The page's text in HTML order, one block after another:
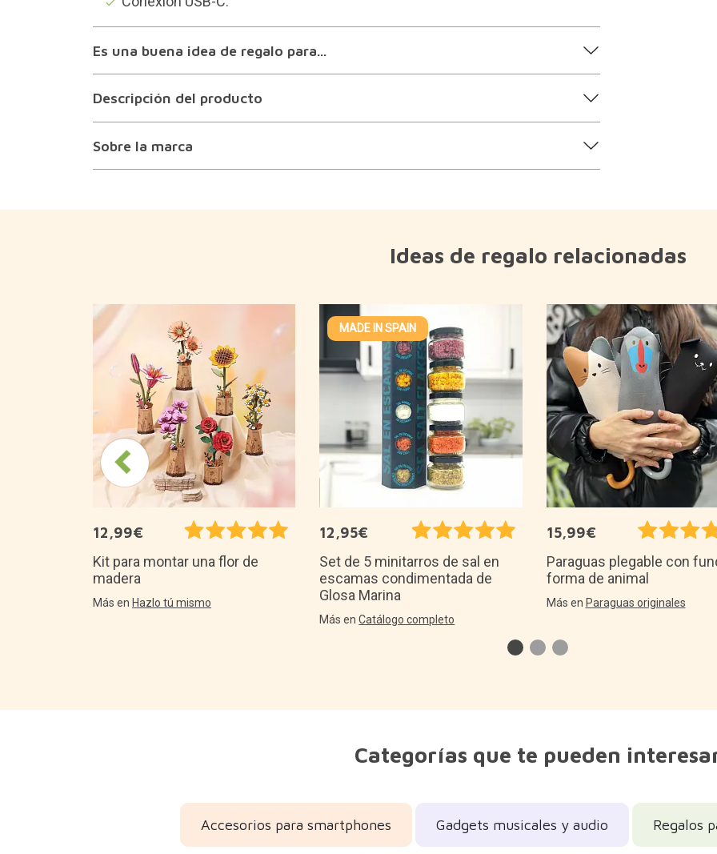
Es una buena idea de regalo para...
Descripción del producto
Sobre la marca
Ideas de regalo relacionadas
12,99€
Kit para montar una flor de
madera
Más en Hazlo tú mismo
MADE IN SPAIN
12,95€
Set de 5 minitarros de sal en
escamas condimentada de
Glosa Marina
Más enCatálogo completo
15,99€
Paraguas plegable con
forma de animal
Más en Paraguas originales
Categorías que te pueden
Accesorios para smartphones Gadgets musicales y audio Regalos